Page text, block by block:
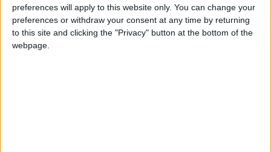
preferences will apply to this website only. You can change your
preferences or withdraw your consent at any time by returning
to this site and clicking the "Privacy" button at the bottom of the
webpage.
contribué au succès desÉléphants(3-1).
«Nous sommes vraiment fiers de ce que nous avons
accompli, a déclaré Konaté à l’issue de la rencontre.